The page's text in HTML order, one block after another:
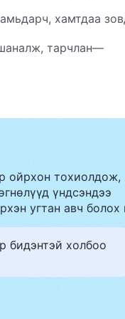
хамтдаа
тарчлан—
тулд Тэрээр
завхрал минь
эргэдэг.
би огт
ойрхон тохиолдож,
үндсэндээ
угтан авч болох
бидэнтэй холбоо